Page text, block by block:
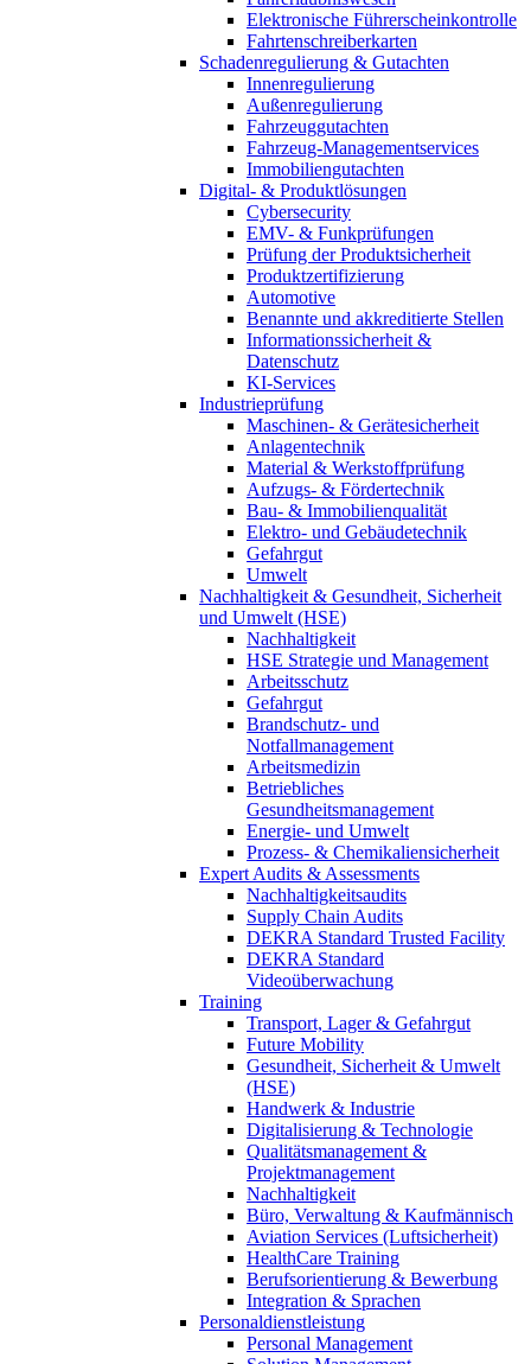
Elektronische Führerscheinkontrolle
Fahrtenschreiberkarten
Schadenregulierung & Gutachten
Innenregulierung
Außenregulierung
Fahrzeuggutachten
Fahrzeug-Managementservices
Immobiliengutachten
Digital- & Produktlösungen
Cybersecurity
EMV- & Funkprüfungen
Prüfung der Produktsicherheit
Produktzertifizierung
Automotive
Benannte und akkreditierte Stellen
Informationssicherheit &
Datenschutz
KI-Services
Industrieprüfung
Maschinen- & Gerätesicherheit
Anlagentechnik
Material & Werkstoffprüfung
Aufzugs- & Fördertechnik
Bau- & Immobilienqualität
Elektro- und Gebäudetechnik
Gefahrgut
Umwelt
Nachhaltigkeit & Gesundheit, Sicherheit
und Umwelt (HSE)
Nachhaltigkeit
HSE Strategie und Management
Arbeitsschutz
Gefahrgut
Brandschutz- und
Notfallmanagement
Arbeitsmedizin
Betriebliches
Gesundheitsmanagement
Energie- und Umwelt
Prozess- & Chemikaliensicherheit
Expert Audits & Assessments
Nachhaltigkeitsaudits
Supply Chain Audits
DEKRA Standard Trusted Facility
DEKRA Standard
Videoüberwachung
Training
Transport, Lager & Gefahrgut
Future Mobility
Gesundheit, Sicherheit & Umwelt
(HSE)
Handwerk & Industrie
Digitalisierung & Technologie
Qualitätsmanagement &
Projektmanagement
Nachhaltigkeit
Büro, Verwaltung & Kaufmännisch
Aviation Services (Luftsicherheit)
HealthCare Training
Berufsorientierung & Bewerbung
Integration & Sprachen
Personaldienstleistung
Personal Management